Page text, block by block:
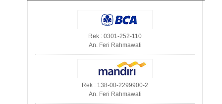
Rek : 0301-252-110
An. Feri Rahmawati
Rek : 138-00-2299900-2
An. Feri Rahmawati